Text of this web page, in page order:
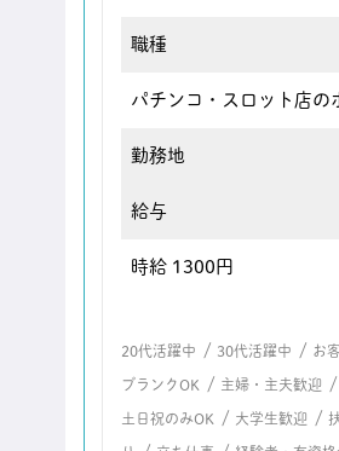
職種
パチンコ・スロット店の
勤務地
給与
時給 1300円
20代活躍中 / 30代活躍中 / お
ブランクOK / 主婦・主夫歓迎 /
土日祝のみOK / 大学生歓迎 /